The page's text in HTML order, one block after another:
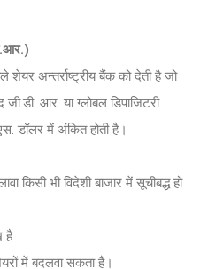
शेयर अन्तर्राष्ट्रीय बैंक को देती है जो
जी.डी. आर. या ग्लोबल डिपाजिटरी
डॉलर में अंकित होती है।
किसी भी विदेशी बाजार में सूचीबद्ध हो
है
में बदलवा सकता है।